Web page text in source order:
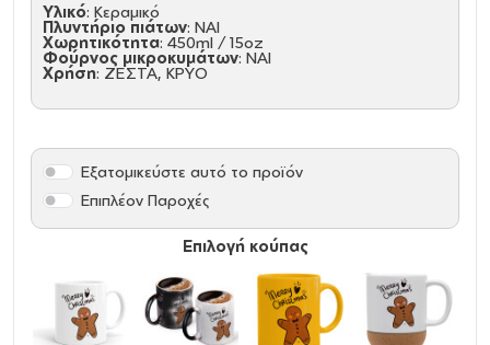
Υλικό: Κεραμικό
Πλυντήριο πιάτων: ΝΑΙ
Χωρητικότητα: 450ml / 15oz
Φούρνος μικροκυμάτων: ΝΑΙ
Χρήση: ΖΕΣΤΑ, ΚΡΥΟ
Επιλογή κούπας
Εξατομικεύστε αυτό το προϊόν
Επιπλέον Παροχές